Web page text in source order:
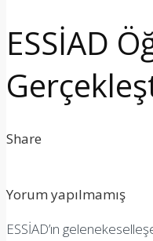
ESSİAD
Share
Yorum yapılmamış
ESSİAD’ın